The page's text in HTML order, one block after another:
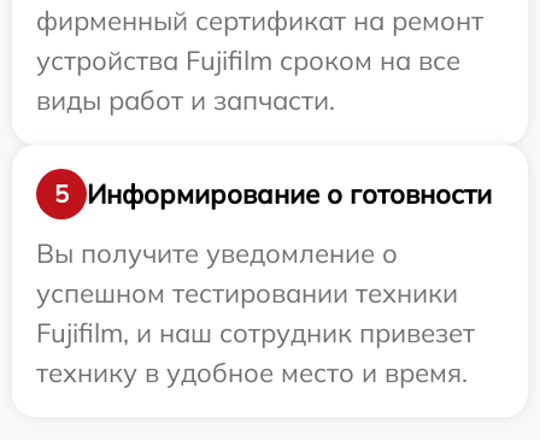
фирменный сертификат на ремонт
устройства Fujifilm сроком на все
виды работ и запчасти.
5
Информирование о готовности
Вы получите уведомление о
успешном тестировании техники
Fujifilm, и наш сотрудник привезет
технику в удобное место и время.